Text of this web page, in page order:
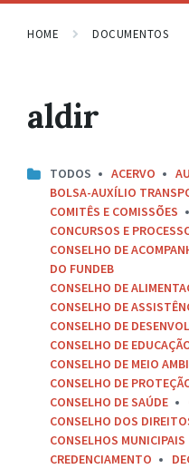
HOME DOCUMENTOS
aldir
TODOS ACERVO
BOLSA-AUXÍLIO
COMITÊS E COMISSÕES
CONCURSOS E
CONSELHO DE
DO FUNDEB
CONSELHO DE
CONSELHO DE
CONSELHO DE
CONSELHO DE
CONSELHO DE MEIO
CONSELHO DE
CONSELHO DE SAÚDE
CONSELHO DOS
CONSELHOS MUNICIPAIS
CREDENCIAMENTO